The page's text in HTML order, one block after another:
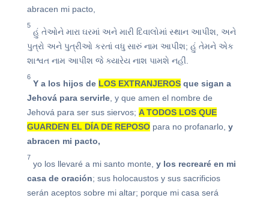
abracen mi pacto,
5
હું તેઓને મારા ઘરમાં અને મારી દિવાલોમાં સ્થાન આપીશ, અને
પુત્રો અને પુત્રીઓ કરતાં વધુ સારું નામ આપીશ; હું તેમને એક
શાશ્વત નામ આપીશ જે ક્યારેય નાશ પામશે નહીં.
6
Y a los hijos de LOS EXTRANJEROS que sigan a
Jehová para servirle, y que amen el nombre de
Jehová para ser sus siervos; A TODOS LOS QUE
GUARDEN EL DÍA DE REPOSOpara no profanarlo, y
abracen mi pacto,
7
yo los llevaré a mi santo monte, y los recrearé en mi
casa de oración; sus holocaustos y sus sacrificios
serán aceptos sobre mi altar; porque mi casa será